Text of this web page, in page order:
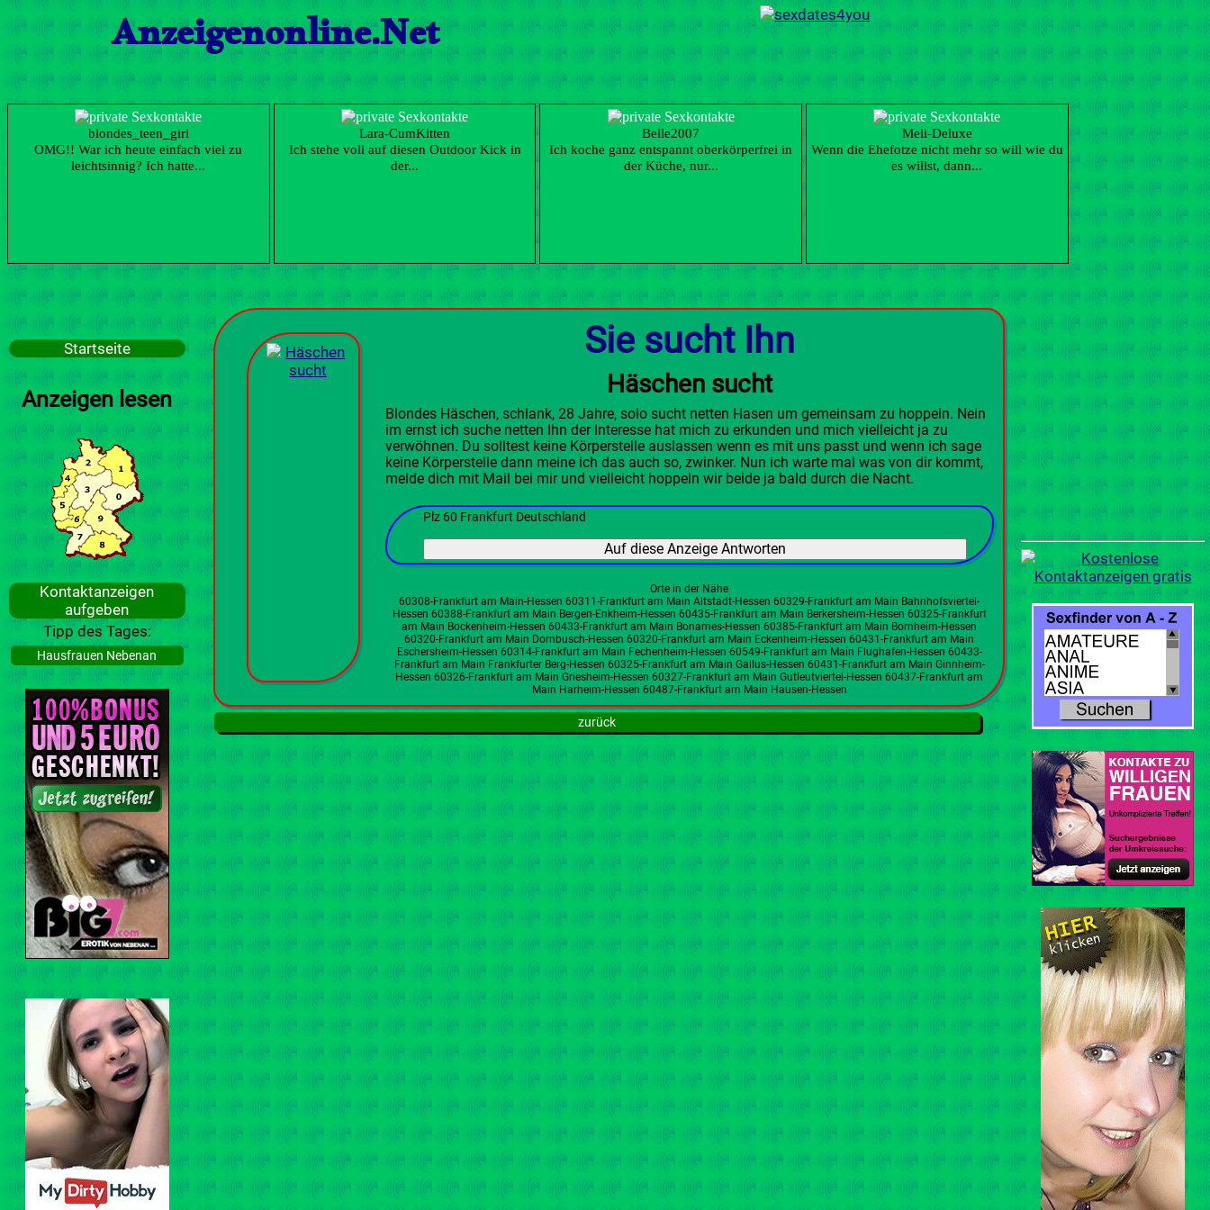
Anzeigenonline.Net
blondes_teen_girl
OMG!! War ich heute einfach viel zu
leichtsinnig? Ich hatte...
Lara-CumKitten
Ich stehe voll auf diesen Outdoor Kick in
der...
Belle2007
Ich koche ganz entspannt oberkörperfrei in
der Küche, nur...
Meli-Deluxe
Wenn die Ehefotze nicht mehr so will wie du
es willst, dann...
Startseite
Anzeigen lesen
Kontaktanzeigen
aufgeben
Tipp des Tages:
Hausfrauen Nebenan
Sie sucht Ihn
Häschen sucht
Blondes Häschen, schlank, 28 Jahre, solo sucht netten Hasen um gemeinsam zu hoppeln. Nein
im ernst ich suche netten Ihn der Interesse hat mich zu erkunden und mich vielleicht ja zu
verwöhnen. Du solltest keine Körperstelle auslassen wenn es mit uns passt und wenn ich sage
keine Körperstelle dann meine ich das auch so, zwinker. Nun ich warte mal was von dir kommt,
melde dich mit Mail bei mir und vielleicht hoppeln wir beide ja bald durch die Nacht.
Plz 60 Frankfurt Deutschland
Orte in der Nähe
60308-Frankfurt am Main-Hessen 60311-Frankfurt am Main Altstadt-Hessen 60329-Frankfurt am Main Bahnhofsviertel-
Hessen 60388-Frankfurt am Main Bergen-Enkheim-Hessen 60435-Frankfurt am Main Berkersheim-Hessen 60325-Frankfurt
am Main Bockenheim-Hessen 60433-Frankfurt am Main Bonames-Hessen 60385-Frankfurt am Main Bornheim-Hessen
60320-Frankfurt am Main Dornbusch-Hessen 60320-Frankfurt am Main Eckenheim-Hessen 60431-Frankfurt am Main
Eschersheim-Hessen 60314-Frankfurt am Main Fechenheim-Hessen 60549-Frankfurt am Main Flughafen-Hessen 60433-
Frankfurt am Main Frankfurter Berg-Hessen 60325-Frankfurt am Main Gallus-Hessen 60431-Frankfurt am Main Ginnheim-
Hessen 60326-Frankfurt am Main Griesheim-Hessen 60327-Frankfurt am Main Gutleutviertel-Hessen 60437-Frankfurt am
Main Harheim-Hessen 60487-Frankfurt am Main Hausen-Hessen
zurück